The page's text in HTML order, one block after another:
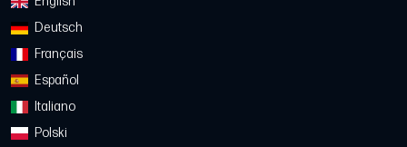
Deutsch
Français
Español
Italiano
Polski